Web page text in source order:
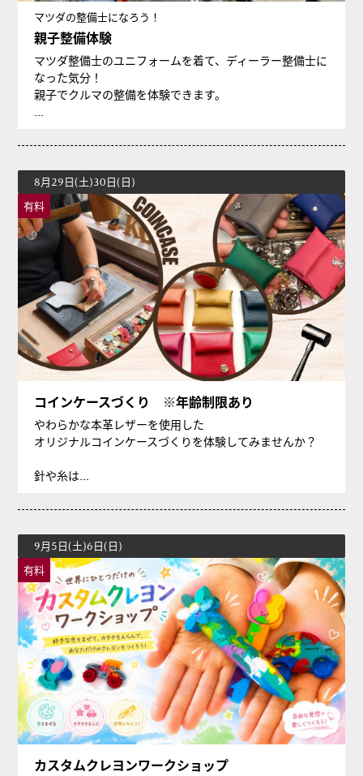
マツダの整備士になろう！
親子整備体験
マツダ整備士のユニフォームを着て、ディーラー整備士に
なった気分！
親子でクルマの整備を体験できます。
...
8月29日(土)30日(日)
有料
コインケースづくり ※年齢制限あり
やわらかな本革レザーを使用した
オリジナルコインケースづくりを体験してみませんか？
針や糸は...
9月5日(土)6日(日)
有料
カスタムクレヨンワークショップ